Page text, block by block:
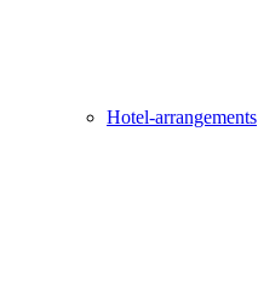
Hotel-arrangements